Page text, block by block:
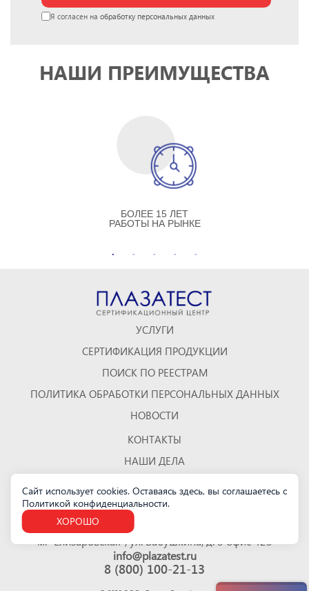
Я согласен на обработку персональных данных
НАШИ ПРЕИМУЩЕСТВА
БОЛЕЕ 15 ЛЕТ
РАБОТЫ НА РЫНКЕ
УСЛУГИ
СЕРТИФИКАЦИЯ ПРОДУКЦИИ
ПОИСК ПО РЕЕСТРАМ
ПОЛИТИКА ОБРАБОТКИ ПЕРСОНАЛЬНЫХ ДАННЫХ
НОВОСТИ
КОНТАКТЫ
НАШИ ДЕЛА
КАРТА САЙТА
Санкт-Петербург
м. "Елизаровская", ул. Бабушкина, д. 3 офис 423
info@plazatest.ru
8 (800) 100-21-13
Сайт использует cookies. Оставаясь здесь, вы соглашаетесь с
Политикой конфиденциальности.
ХОРОШО